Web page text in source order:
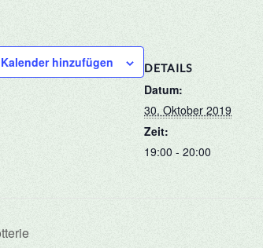
hinzufügen DETAILS
Datum:
30. Oktober 2019
Zeit:
19:00 - 20:00